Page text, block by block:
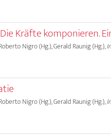
Kräfte komponieren.
Nigro (Hg.), Gerald Raunig (Hg.),
Nigro (Hg.), Gerald Raunig (Hg.),